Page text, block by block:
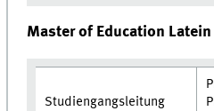
Master of Education Latein
Studiengangsleitung